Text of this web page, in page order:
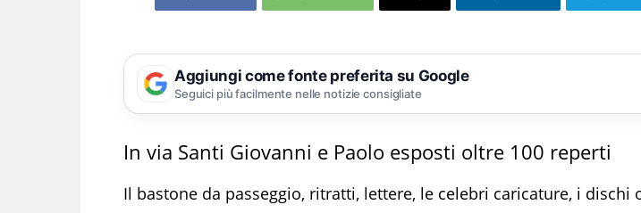
Aggiungi come fonte preferita su Google
Seguici più facilmente nelle notizie consigliate
In via Santi Giovanni e Paolo esposti oltre 100 reperti
Il bastone da passeggio, ritratti, lettere, le celebri caricature, i dischi